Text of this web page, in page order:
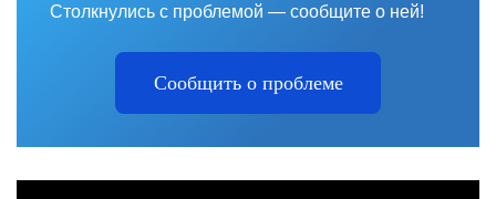
Столкнулись с проблемой — сообщите о ней!
Сообщить о проблеме